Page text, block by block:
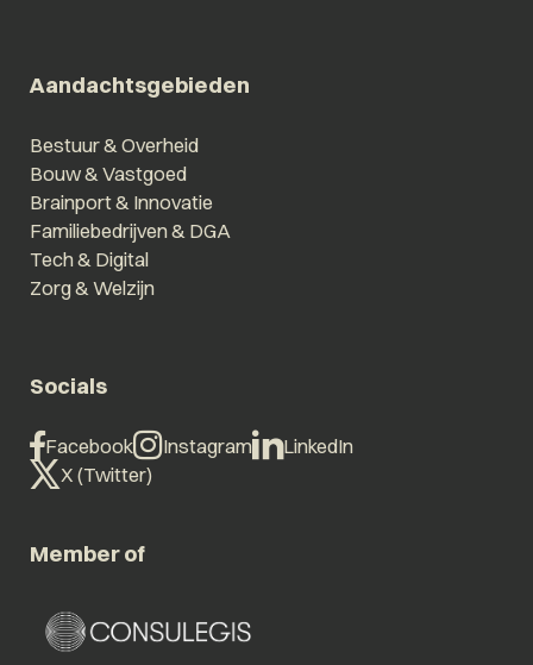
Aandachtsgebieden
Bestuur & Overheid
Bouw & Vastgoed
Brainport & Innovatie
Familiebedrijven & DGA
Tech & Digital
Zorg & Welzijn
Socials
Facebook Instagram
LinkedIn
X (Twitter)
Member of